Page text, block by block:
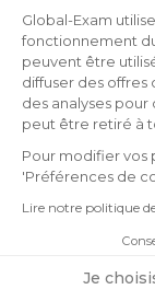
6 min de
Le
Global-Exam
fonctionnement
peuvent être
diffuser des offres
des analyses
peut être retiré à
Pour modifier vos
'Préférences de
Lire notre politique
Je
Cookies